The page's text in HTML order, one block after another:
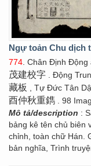
Ngự toản Chu dịch
774. Chân Định Động
茂建校字 . Động
藏板 , Tự Đức Tân
酉仲秋重鐫 . 98
Mô tả/description :
bảng kê tên chủ biên
chỉnh, toàn chữ Hán.
bản nghĩa, Trình